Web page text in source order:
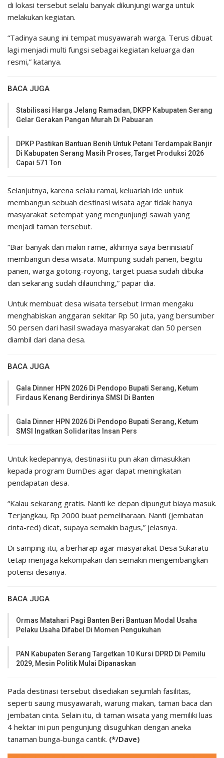
di lokasi tersebut selalu banyak dikunjungi warga untuk
melakukan kegiatan.
“Tadinya saung ini tempat musyawarah warga. Terus dibuat
lagi menjadi multi fungsi sebagai kegiatan keluarga dan
resmi,” katanya.
BACA JUGA
Stabilisasi Harga Jelang Ramadan, DKPP Kabupaten Serang
Gelar Gerakan Pangan Murah Di Pabuaran
DPKP Pastikan Bantuan Benih Untuk Petani Terdampak Banjir
Di Kabupaten Serang Masih Proses, Target Produksi 2026
Capai 571 Ton
Selanjutnya, karena selalu ramai, keluarlah ide untuk
membangun sebuah destinasi wisata agar tidak hanya
masyarakat setempat yang mengunjungi sawah yang
menjadi taman tersebut.
“Biar banyak dan makin rame, akhirnya saya berinisiatif
membangun desa wisata. Mumpung sudah panen, begitu
panen, warga gotong-royong, target puasa sudah dibuka
dan sekarang sudah dilaunching,” papar dia.
Untuk membuat desa wisata tersebut Irman mengaku
menghabiskan anggaran sekitar Rp 50 juta, yang bersumber
50 persen dari hasil swadaya masyarakat dan 50 persen
diambil dari dana desa.
BACA JUGA
Gala Dinner HPN 2026 Di Pendopo Bupati Serang, Ketum
Firdaus Kenang Berdirinya SMSI Di Banten
Gala Dinner HPN 2026 Di Pendopo Bupati Serang, Ketum
SMSI Ingatkan Solidaritas Insan Pers
Untuk kedepannya, destinasi itu pun akan dimasukkan
kepada program BumDes agar dapat meningkatan
pendapatan desa.
“Kalau sekarang gratis. Nanti ke depan dipungut biaya masuk.
Terjangkau, Rp 2000 buat pemeliharaan. Nanti (jembatan
cinta-red) dicat, supaya semakin bagus,” jelasnya.
Di samping itu, a berharap agar masyarakat Desa Sukaratu
tetap menjaga kekompakan dan semakin mengembangkan
potensi desanya.
BACA JUGA
Ormas Matahari Pagi Banten Beri Bantuan Modal Usaha
Pelaku Usaha Difabel Di Momen Pengukuhan
PAN Kabupaten Serang Targetkan 10 Kursi DPRD Di Pemilu
2029, Mesin Politik Mulai Dipanaskan
Pada destinasi tersebut disediakan sejumlah fasilitas,
seperti saung musyawarah, warung makan, taman baca dan
jembatan cinta. Selain itu, di taman wisata yang memiliki luas
4 hektar ini pun pengunjung disuguhkan dengan aneka
tanaman bunga-bunga cantik. (*/Dave)